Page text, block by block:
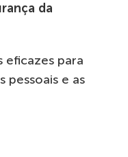
da
eficazes para
pessoais e as